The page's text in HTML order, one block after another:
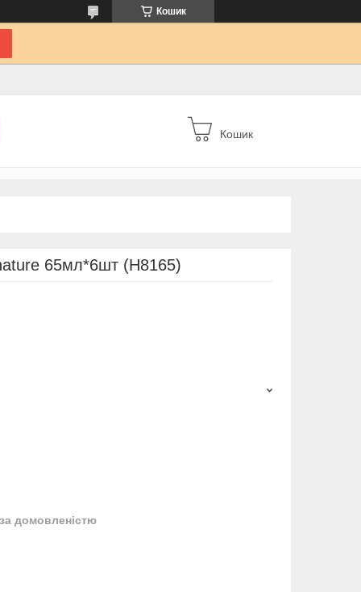
Кошик
Кошик
65мл*6шт (Н8165)
за домовленістю